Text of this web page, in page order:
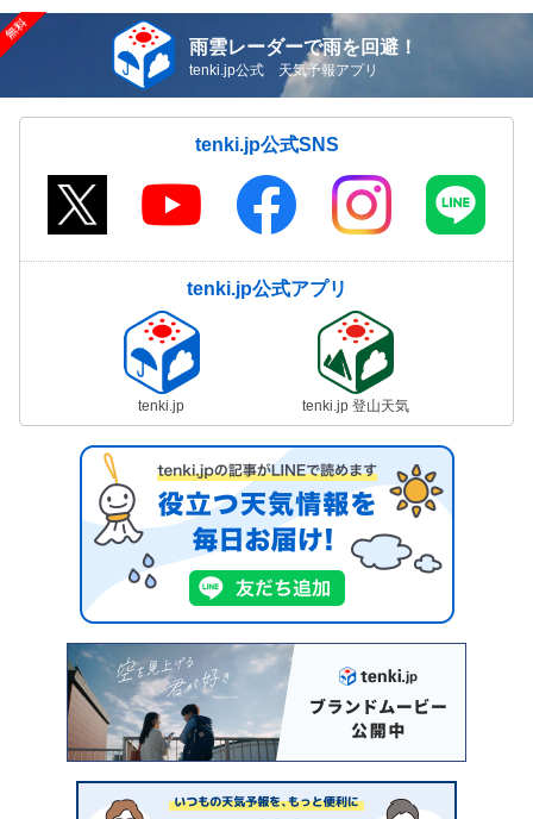
雨雲レーダーで雨を回避！
tenki.jp公式 天気予報アプリ
tenki.jp公式SNS
tenki.jp公式アプリ
tenki.jp tenki.jp 登山天気